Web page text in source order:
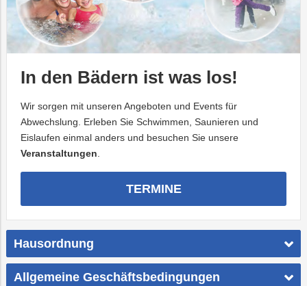
In den Bädern ist was los!
Wir sorgen mit unseren Angeboten und Events für
Abwechslung. Erleben Sie Schwimmen, Saunieren und
Eislaufen einmal anders und besuchen Sie unsere
Veranstaltungen
TERMINE
Hausordnung
Allgemeine Geschäftsbedingungen